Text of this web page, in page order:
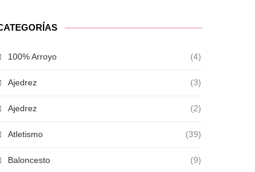
100% Arroyo (4)
Ajedrez (3)
Ajedrez (2)
Atletismo (39)
Baloncesto (9)